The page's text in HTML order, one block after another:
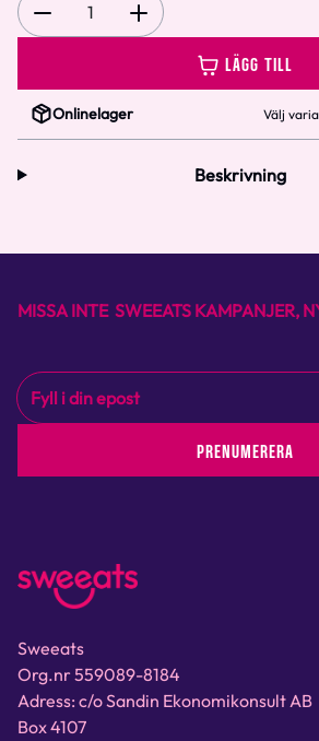
1
LÄGG TILL
Onlinelager Välj
Beskrivning
MISSA INTE SWEEATS KAMPANJER,
PRENUMERERA
Sweeats
Org.nr 559089-8184
Adress: c/o Sandin Ekonomikonsult AB
Box 4107